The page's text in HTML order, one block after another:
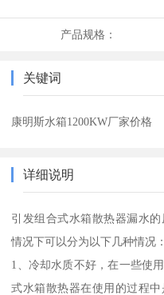
产品规格：
关键词
康明斯水箱1200KW厂家价格
详细说明
引发组合式水箱散热器漏水
情况下可以分为以下几种情况：
1、冷却水质不好，在一些使
式水箱散热器在使用的过程